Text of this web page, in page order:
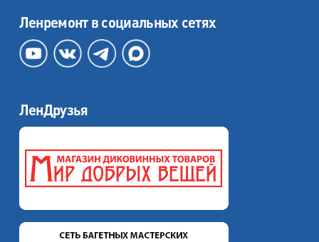
Ленремонт в социальных сетях
ЛенДрузья